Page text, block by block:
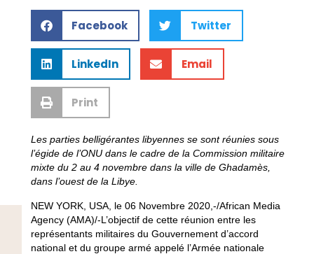
Facebook Twitter
LinkedIn Email
Print
Les parties belligérantes libyennes se sont réunies sous
l’égide de l’ONU dans le cadre de la Commission militaire
mixte du 2 au 4 novembre dans la ville de Ghadamès,
dans l’ouest de la Libye.
NEW YORK, USA, le 06 Novembre 2020,-/African Media
Agency (AMA)/-L’objectif de cette réunion entre les
représentants militaires du Gouvernement d’accord
national et du groupe armé appelé l’Armée nationale